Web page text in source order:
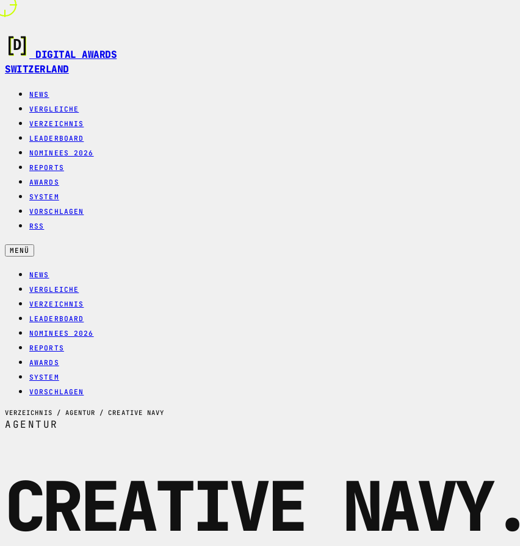
DIGITAL AWARDS
SWITZERLAND
NEWS
VERGLEICHE
VERZEICHNIS
LEADERBOARD
NOMINEES 2026
REPORTS
AWARDS
SYSTEM
VORSCHLAGEN
RSS
MENÜ
NEWS
VERGLEICHE
VERZEICHNIS
LEADERBOARD
NOMINEES 2026
REPORTS
AWARDS
SYSTEM
VORSCHLAGEN
VERZEICHNIS / AGENTUR / CREATIVE NAVY
AGENTUR
CREATIVE NAVY.